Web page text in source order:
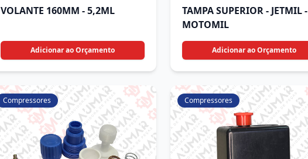
VOLANTE 160MM - 5,2ML
Adicionar ao Orçamento
TAMPA SUPERIOR - JETMIL -
MOTOMIL
Adicionar ao Orçamento
Compressores Compressores